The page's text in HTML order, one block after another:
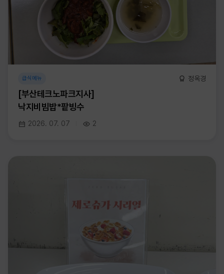
급식메뉴 정옥경
[부산테크노파크지사]
낙지비빔밥*팥빙수
2026. 07. 07 2